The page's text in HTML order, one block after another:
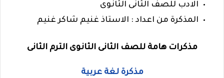
الادب للصف الثانى الثانوى
المذكرة من اعداد : الاستاذ غنيم شاكر غنيم
مذكرات هامة للصف الثانى الثانوى الترم الثانى
مذكرة لغة عربية